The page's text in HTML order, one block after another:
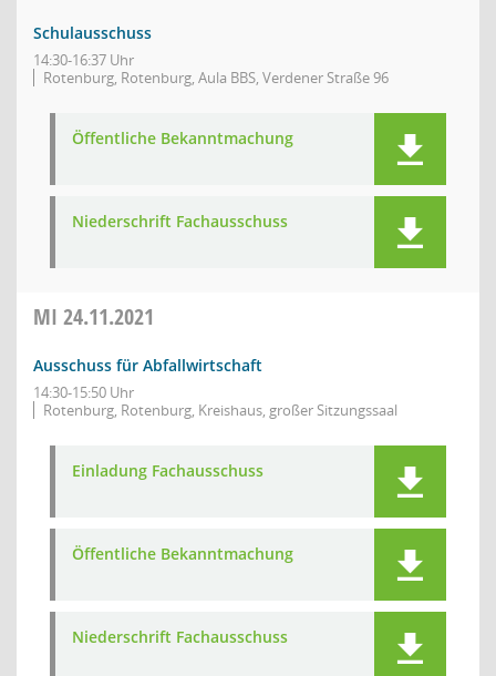
Schulausschuss
14:30-16:37 Uhr
Rotenburg, Rotenburg, Aula BBS, Verdener Straße 96
Öffentliche Bekanntmachung
Niederschrift Fachausschuss
MI 24.11.2021
Ausschuss für Abfallwirtschaft
14:30-15:50 Uhr
Rotenburg, Rotenburg, Kreishaus, großer Sitzungssaal
Einladung Fachausschuss
Öffentliche Bekanntmachung
Niederschrift Fachausschuss